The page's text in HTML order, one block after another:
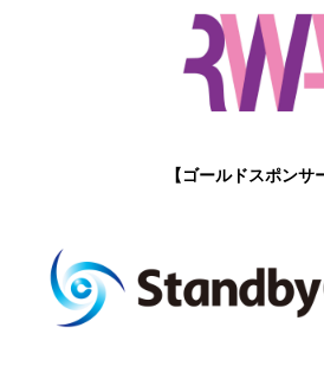
【ゴールドスポンサ